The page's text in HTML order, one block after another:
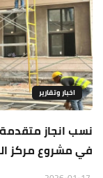
اخبار وتقارير
نسب انجاز
في مشروع مركز